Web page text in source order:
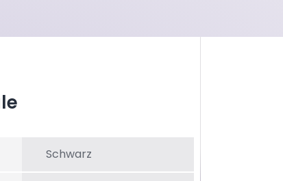
Schwarz